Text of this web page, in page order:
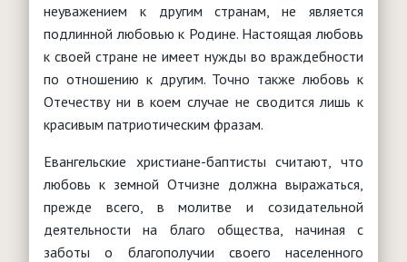
неуважением к другим странам, не является
подлинной любовью к Родине. Настоящая любовь
к своей стране не имеет нужды во враждебности
по отношению к другим. Точно также любовь к
Отечеству ни в коем случае не сводится лишь к
красивым патриотическим фразам.
Евангельские христиане-баптисты считают, что
любовь к земной Отчизне должна выражаться,
прежде всего, в молитве и созидательной
деятельности на благо общества, начиная с
заботы о благополучии своего населенного